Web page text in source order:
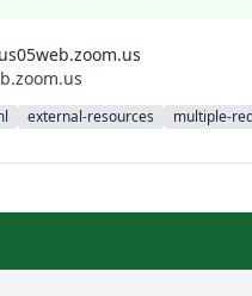
external-resources multiple-